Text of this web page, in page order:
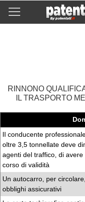
RINNONO
IL TRASPORTO
Il conducente
oltre 3,5 tonnellate deve
agenti del traffico, di
corso di validità
Un autocarro, per
obblighi assicurativi